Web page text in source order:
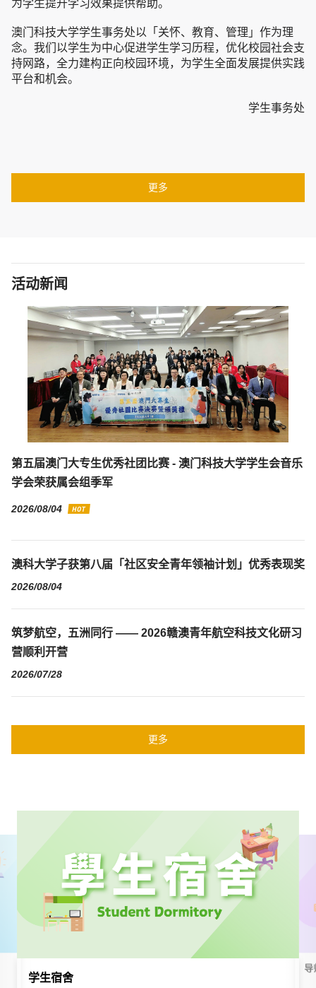
为学生提升学习效果提供帮助。
澳门科技大学学生事务处以「关怀、教育、管理」作为理
念。我们以学生为中心促进学生学习历程，优化校园社会支
持网路，全力建构正向校园环境，为学生全面发展提供实践
平台和机会。
学生事务处
更多
活动新闻
第五届澳门大专生优秀社团比赛 - 澳门科技大学学生会音乐
学会荣获属会组季军
2026/08/04
澳科大学子获第八届「社区安全青年领袖计划」优秀表现奖
2026/08/04
筑梦航空，五洲同行 —— 2026赣澳青年航空科技文化研习
营顺利开营
2026/07/28
更多
学生宿舍
导